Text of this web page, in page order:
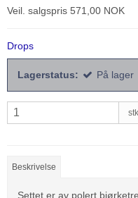
Veil. salgspris 571,00 NOK
Drops
Lagerstatus: På lager
Beskrivelse
Settet er av polert